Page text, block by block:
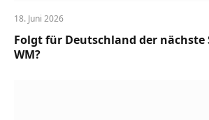
18. Juni 2026
Folgt für Deutschland der nächste
WM?